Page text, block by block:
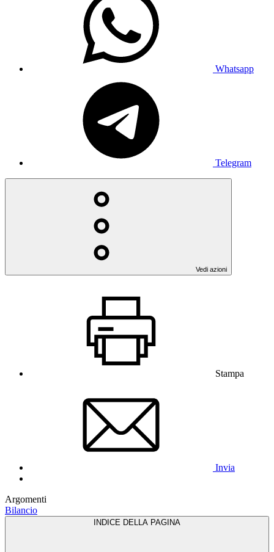
Whatsapp
Telegram
Vedi azioni
Stampa
Invia
Argomenti
Bilancio
INDICE DELLA PAGINA